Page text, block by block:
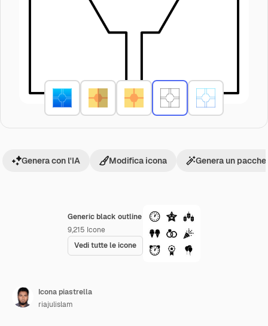
Generic black outline
9,215 Icone
Vedi tutte le icone
Genera con l'IA Modifica icona Genera un
Icona piastrella
riajulislam